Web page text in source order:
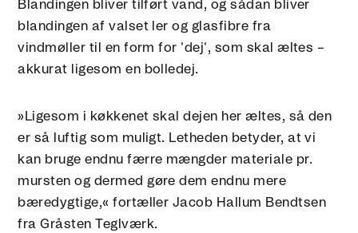
Blandingen bliver tilført vand, og sådan bliver
blandingen af valset ler og glasfibre fra
vindmøller til en form for 'dej', som skal æltes –
akkurat ligesom en bolledej.
»Ligesom i køkkenet skal dejen her æltes, så den
er så luftig som muligt. Letheden betyder, at vi
kan bruge endnu færre mængder materiale pr.
mursten og dermed gøre dem endnu mere
bæredygtige,« fortæller Jacob Hallum Bendtsen
fra Gråsten Teglværk.